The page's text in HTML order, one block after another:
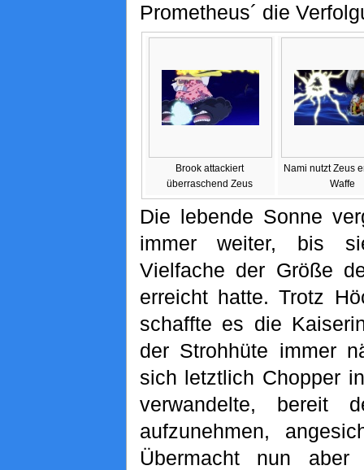
Prometheus´ die
Brook attackiert
überraschend Zeus
Nami nutzt Zeus
Waffe
Die lebende Sonne
immer weiter, bis
Vielfache der Größe
erreicht hatte. Trotz
schaffte es die
der Strohhüte immer
sich letztlich Chopper
verwandelte, bereit
aufzunehmen,
Übermacht nun